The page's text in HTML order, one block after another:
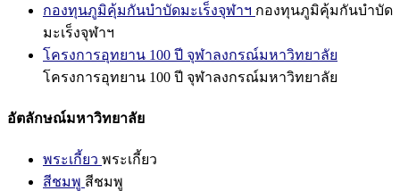
กองทุนภูมิคุ้มกันบำบัดมะเร็งจุฬาฯ กองทุนภูมิคุ้มกันบำบัด
มะเร็งจุฬาฯ
โครงการอุทยาน 100 ปี จุฬาลงกรณ์มหาวิทยาลัย
โครงการอุทยาน 100 ปี จุฬาลงกรณ์มหาวิทยาลัย
อัตลักษณ์มหาวิทยาลัย
พระเกี้ยว พระเกี้ยว
สีชมพู สีชมพู